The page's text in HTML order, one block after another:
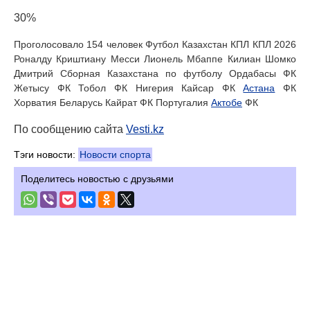
30%
Проголосовало 154 человек Футбол Казахстан КПЛ КПЛ 2026
Роналду Криштиану Месси Лионель Мбаппе Килиан Шомко
Дмитрий Сборная Казахстана по футболу Ордабасы ФК
Жетысу ФК Тобол ФК Нигерия Кайсар ФКАстана ФК
Хорватия Беларусь Кайрат ФК Португалия Актобе ФК
По сообщению сайта Vesti.kz
Тэги новости: Новости спорта
Поделитесь новостью с друзьями